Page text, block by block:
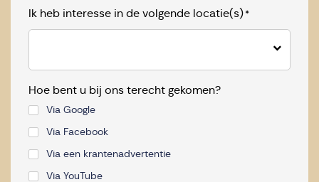
Ik heb interesse in de volgende locatie(s) *
Hoe bent u bij ons terecht gekomen?
Via Google
Via Facebook
Via een krantenadvertentie
Via YouTube